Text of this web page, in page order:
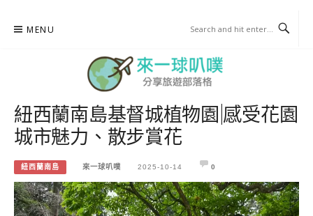
MENU
來一球叭噗
分享日本自助部落格
紐西蘭南島基督城植物園|感受花園
城市魅力、散步賞花
紐西蘭南島 來一球叭噗 2025-10-14 0